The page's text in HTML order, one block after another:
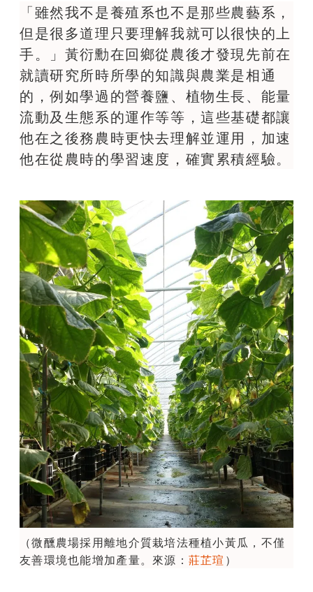
「雖然我不是養殖系也不是那些農藝系，
但是很多道理只要理解我就可以很快的上
手。」黃衍勳在回鄉從農後才發現先前在
就讀研究所時所學的知識與農業是相通
的，例如學過的營養鹽、植物生長、能量
流動及生態系的運作等等，這些基礎都讓
他在之後務農時更快去理解並運用，加速
他在從農時的學習速度，確實累積經驗。
（微醺農場採用離地介質栽培法種植小黃瓜，不僅
友善環境也能增加產量。來源： 莊芷瑄 ）